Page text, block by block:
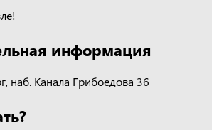
информация
наб. Канала Грибоедова 36